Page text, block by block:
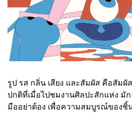
รูป รส กลิ่น เสียง และสัมผัส คือสัมผั
ปกติที่เมื่อไปชมงานศิลปะสักแห่ง มั
มืออย่าต้อง เพื่อความสมบูรณ์ของชิ้